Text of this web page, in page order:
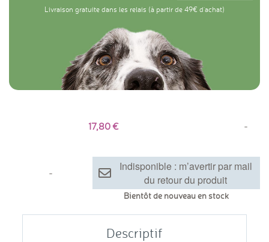
Livraison gratuite dans les relais (à partir de 49€ d'achat)
17,80 -
-
Indisponible : m’avertir par mail
du retour du produit
Bientôt de nouveau en stock
Descriptif